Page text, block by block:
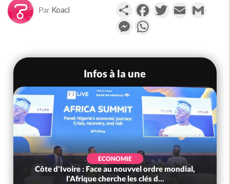
Par Koaci PartagerFacebookTwitterEmail
Messenger
Infos à la une
ECONOMIE
Côte d'Ivoire : Face au nouvvel ordre mondial,
l'Afrique cherche les clés d...